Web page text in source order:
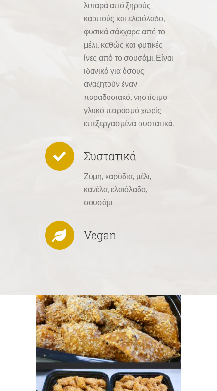
λιπαρά από ξηρούς
καρπούς και ελαιόλαδο,
φυσικά σάκχαρα από το
μέλι, καθώς και φυτικές
ίνες από το σουσάμι. Είναι
ιδανικά για όσους
αναζητούν έναν
παραδοσιακό, νηστίσιμο
γλυκό πειρασμό χωρίς
επεξεργασμένα συστατικά.
Συστατικά
Ζύμη, καρύδια, μέλι,
κανέλα, ελαιόλαδο,
σουσάμι
Vegan